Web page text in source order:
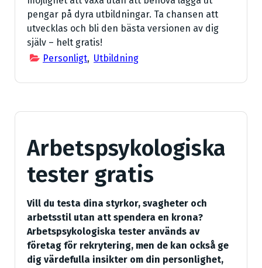
pengar på dyra utbildningar. Ta chansen att
utvecklas och bli den bästa versionen av dig
själv – helt gratis!
Personligt, Utbildning
Arbetspsykologiska
tester gratis
Vill du testa dina styrkor, svagheter och
arbetsstil utan att spendera en krona?
Arbetspsykologiska tester används av
företag för rekrytering, men de kan också ge
dig värdefulla insikter om din personlighet,